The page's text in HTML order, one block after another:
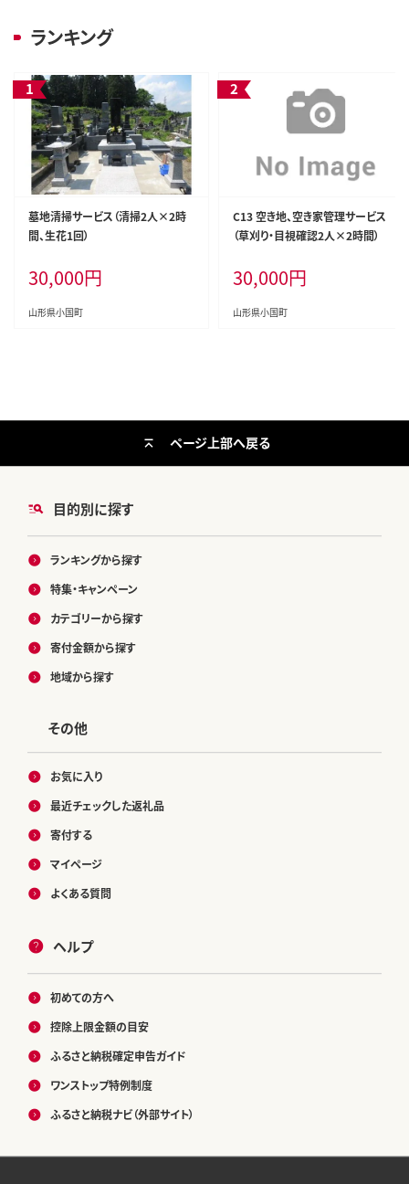
ランキング
墓地清掃サービス（清掃2人×2時
間、生花1回）
30,000円
山形県小国町
C13 空き地、空き家管理サービス
（草刈り・目視確認2人×2時間）
30,000円
山形県小国町
目的別に探す
ランキングから探す
特集・キャンペーン
カテゴリーから探す
寄付金額から探す
地域から探す
その他
お気に入り
最近チェックした返礼品
寄付する
マイページ
よくある質問
ヘルプ
初めての方へ
控除上限金額の目安
ふるさと納税確定申告ガイド
ワンストップ特例制度
ふるさと納税ナビ（外部サイト）
ページ上部へ戻る